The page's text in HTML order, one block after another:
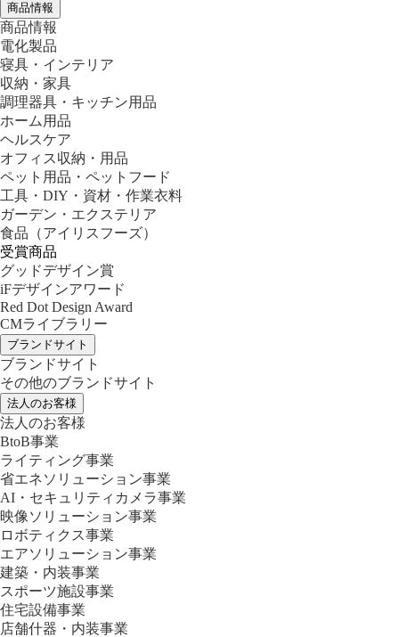
商品情報
商品情報
電化製品
寝具・インテリア
収納・家具
調理器具・キッチン用品
ホーム用品
ヘルスケア
オフィス収納・用品
ペット用品・ペットフード
工具・DIY・資材・作業衣料
ガーデン・エクステリア
食品 （アイリスフーズ）
受賞商品
グッドデザイン賞
iFデザインアワード
Red Dot Design Award
CMライブラリー
ブランドサイト
ブランドサイト
その他のブランドサイト
法人のお客様
法人のお客様
BtoB事業
ライティング事業
省エネソリューション事業
AI・セキュリティカメラ事業
映像ソリューション事業
ロボティクス事業
エアソリューション事業
建築・内装事業
スポーツ施設事業
住宅設備事業
店舗什器・内装事業